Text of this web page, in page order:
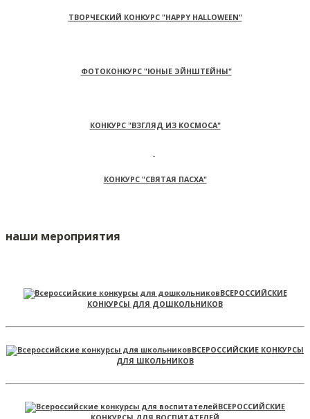
ТВОРЧЕСКИЙ КОНКУРС "HAPPY HALLOWEEN"
ФОТОКОНКУРС "ЮНЫЕ ЭЙНШТЕЙНЫ"
КОНКУРС "ВЗГЛЯД ИЗ КОСМОСА"
КОНКУРС "СВЯТАЯ ПАСХА"
наши мероприятия
ВСЕРОССИЙСКИЕ
КОНКУРСЫ ДЛЯ ДОШКОЛЬНИКОВ
ВСЕРОССИЙСКИЕ КОНКУРСЫ
ДЛЯ ШКОЛЬНИКОВ
ВСЕРОССИЙСКИЕ